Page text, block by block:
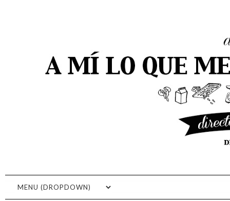
COCINAR